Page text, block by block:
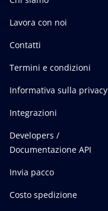
Lavora con noi
Contatti
Termini e condizioni
Informativa sulla privacy
Integrazioni
Developers /
Documentazione API
Invia pacco
Costo spedizione